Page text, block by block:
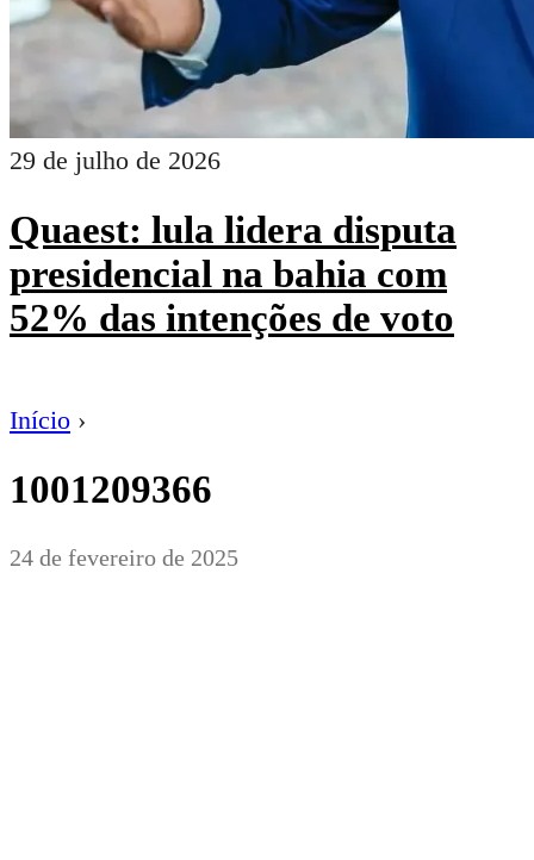
29 de julho de 2026
Quaest: lula lidera disputa
presidencial na bahia com
52% das intenções de voto
Início ›
1001209366
24 de fevereiro de 2025